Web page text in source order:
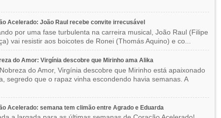
Acelerado: João Raul recebe convite irrecusável
por uma fase turbulenta na carreira musical, João Raul (Filipe
vai resistir aos boicotes de Ronei (Thomás Aquino) e co...
do Amor: Virgínia descobre que Mirinho ama Alika
do Amor, Virgínia descobre que Mirinho está apaixonado
segredo que o rapaz vinha escondendo havia semanas. A
Acelerado: semana tem climão entre Agrado e Eduarda